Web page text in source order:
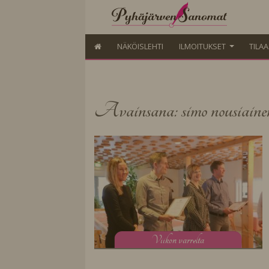
NÄKÖISLEHTI ILMOITUKSET
Avainsana: simo
Viikon varrelta